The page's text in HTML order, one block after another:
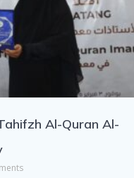
Al-Quran Al-